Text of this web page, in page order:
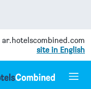
ar.hotelscombined.com
site in English